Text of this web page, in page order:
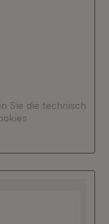
Sie die technisch